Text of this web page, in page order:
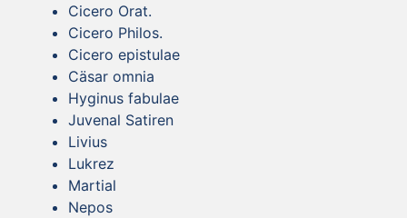
Cicero Orat.
Cicero Philos.
Cicero epistulae
Cäsar omnia
Hyginus fabulae
Juvenal Satiren
Livius
Lukrez
Martial
Nepos